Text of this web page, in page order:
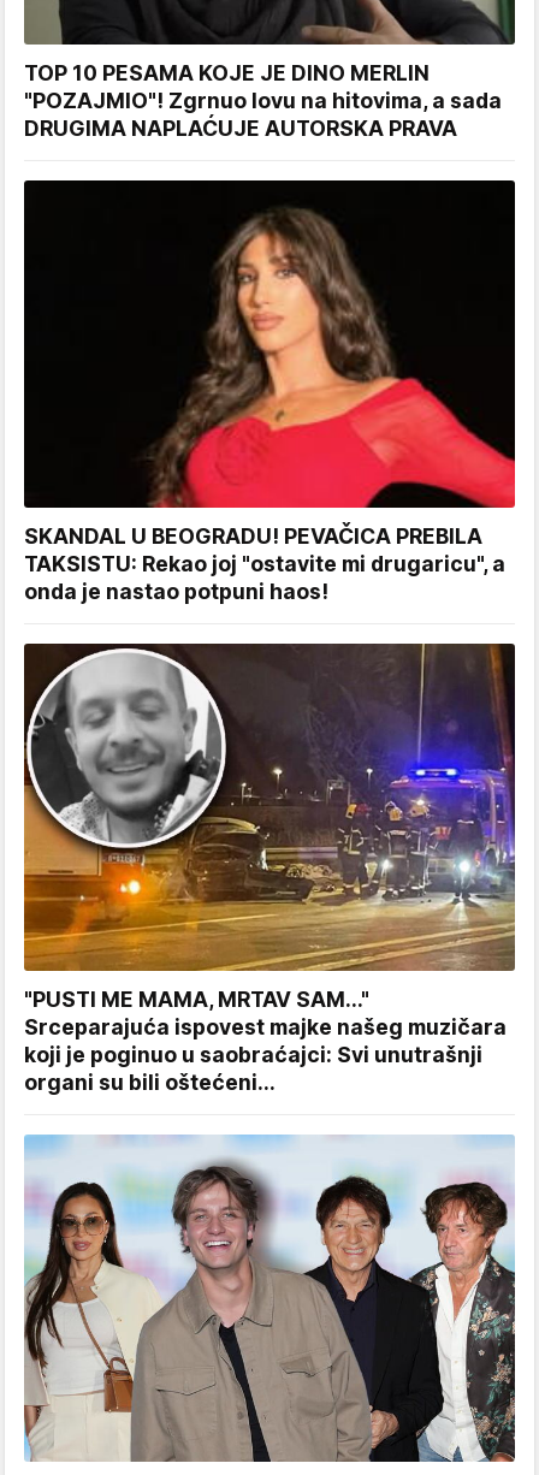
TOP 10 PESAMA KOJE JE DINO MERLIN
"POZAJMIO"! Zgrnuo lovu na hitovima, a sada
DRUGIMA NAPLAĆUJE AUTORSKA PRAVA
SKANDAL U BEOGRADU! PEVAČICA PREBILA
TAKSISTU: Rekao joj "ostavite mi drugaricu", a
onda je nastao potpuni haos!
"PUSTI ME MAMA, MRTAV SAM..."
Srceparajuća ispovest majke našeg muzičara
koji je poginuo u saobraćajci: Svi unutrašnji
organi su bili oštećeni...